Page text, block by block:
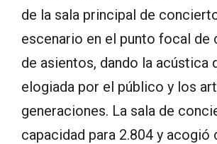
de la sala principal de
escenario en el punto focal de
de asientos, dando la acústica
elogiada por el público y los
generaciones. La sala de
capacidad para 2.804 y acogió